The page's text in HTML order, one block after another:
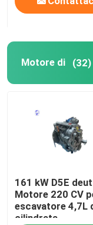
Mini escavatore
caricatore di
macchinari
Gruppo
Motore di (32)
161 kW D5E
Motore 220 CV
escavatore 4,7L
cilindrata